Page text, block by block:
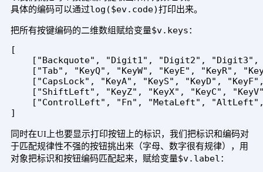
具体的编码可以通过log($ev.code)打印出来。
把所有按键编码的二维数组赋给变量$v.keys：
[
["Backquote", "Digit1", "Digit2",
["Tab", "KeyQ", "KeyW", "KeyE", "KeyR",
["CapsLock", "KeyA", "KeyS", "KeyD",
["ShiftLeft", "KeyZ", "KeyX", "KeyC",
["ControlLeft", "Fn", "MetaLeft",
]
同时在UI上也要显示打印按钮上的标识，我们把标识和编码对
于匹配规律性不强的按钮挑出来（字母、数字很有规律），用
对象把标识和按钮编码匹配起来，赋给变量$v.label：